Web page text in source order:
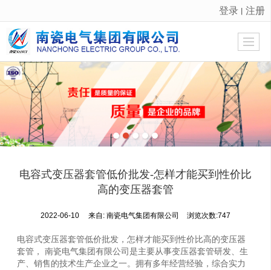
很遗憾，因您的浏览器版本过低导致无法获得最佳浏览体验，推荐下载安装谷歌浏览器！
登录 丨 注册
电容式变压器套管低价批发-怎样才能买到性价比
高的变压器套管
2022-06-10 来自: 南瓷电气集团有限公司 浏览次数:747
电容式变压器套管低价批发，怎样才能买到性价比高的变压器
套管， 南瓷电气集团有限公司是主要从事变压器套管研发、生
产、销售的技术生产企业之一。拥有多年经营经验，综合实力